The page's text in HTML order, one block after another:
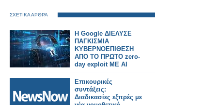
ΣΧΕΤΙΚΑ ΑΡΘΡΑ
Η Google ΔΙΕΛΥΣΕ
ΠΑΓΚΙΣΜΙΑ
ΚΥΒΕΡΝΟΕΠΙΘΕΣΗ
ΑΠΟ ΤΟ ΠΡΩΤΟ zero-
day exploit ΜΕ AI
Επικουρικές
συντάξεις:
Διαδικασίες εξπρές με